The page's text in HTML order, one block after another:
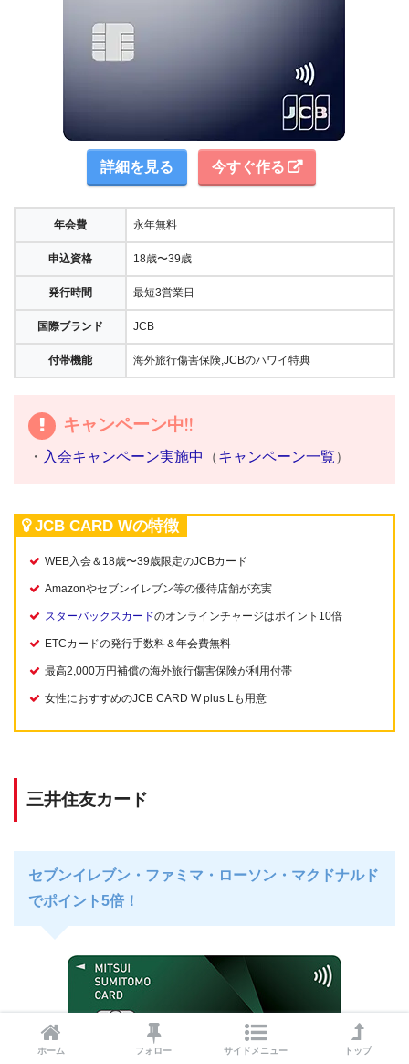
詳細を見る 今すぐ作る
年会費 永年無料
申込資格 18歳〜39歳
発行時間 最短3営業日
国際ブランド JCB
付帯機能 海外旅行傷害保険,JCBのハワイ特典
キャンペーン中!!
・ 入会キャンペーン実施中 （キャンペーン一覧）
JCB CARD Wの特徴
WEB入会＆18歳〜39歳限定のJCBカード
Amazonやセブンイレブン等の優待店舗が充実
スターバックスカードのオンラインチャージはポイント10倍
ETCカードの発行手数料＆年会費無料
最高2,000万円補償の海外旅行傷害保険が利用付帯
女性におすすめのJCB CARD W plus Lも用意
三井住友カード
セブンイレブン・ファミマ・ローソン・マクドナルド
でポイント5倍！
ホーム フォロー サイドメニュー トップ